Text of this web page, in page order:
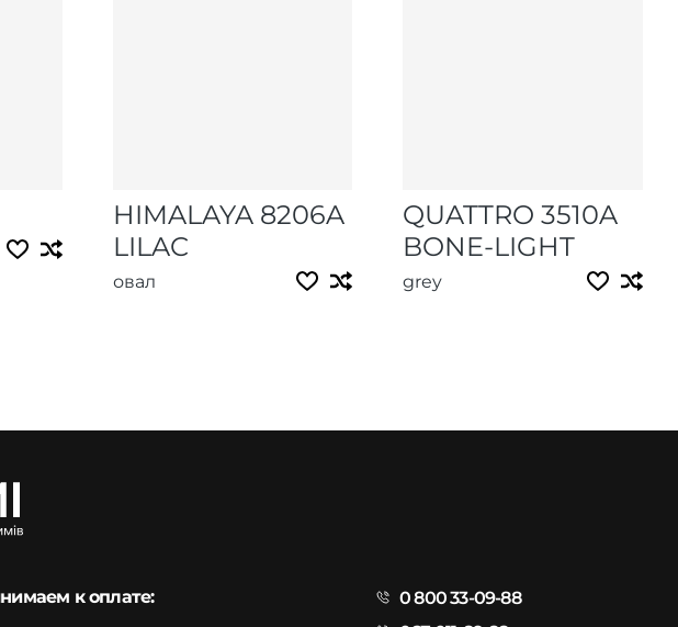
HIMALAYA 8206A
LILAC
овал
QUATTRO 3510A
BONE-LIGHT
grey
к оплате:
0 800 33-09-88